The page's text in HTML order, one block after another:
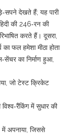
देखते हैं; यह पारी
की 246‑रन की
करते हैं। दूसरा,
का फल हमेशा मीठा होता
का निर्माण हुआ,
जो टेस्ट क्रिकेट
में सुधार की
में अपनाया, जिससे